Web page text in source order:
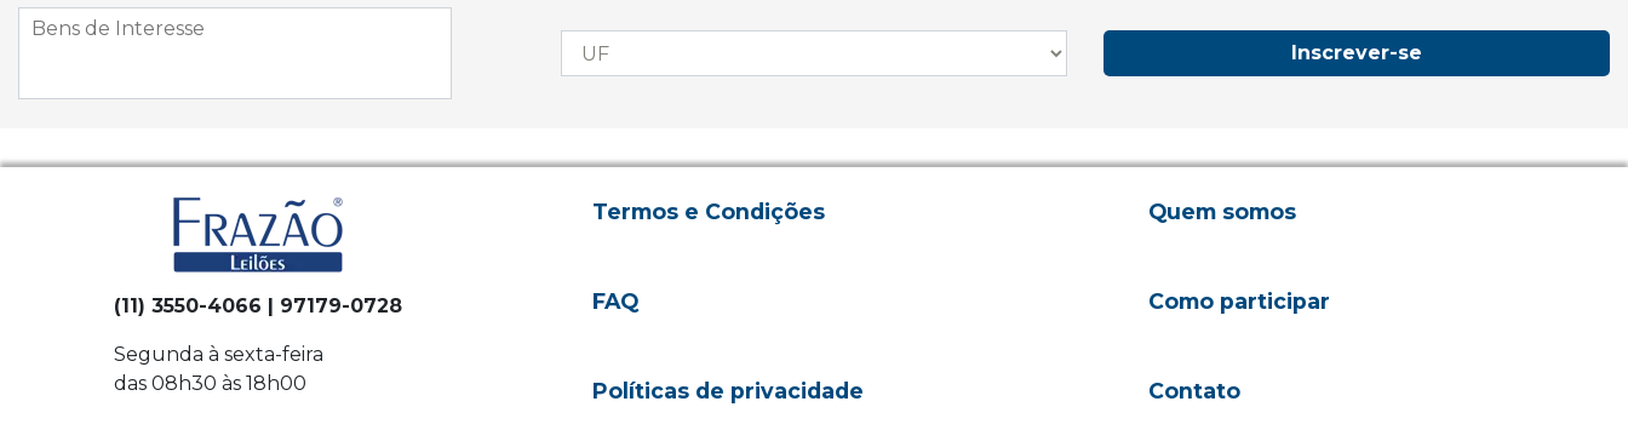
Inscrever-se
(11) 3550-4066 | 97179-0728
Segunda à sexta-feira
das 08h30 às 18h00
Termos e Condições
FAQ
Políticas de privacidade
Quem somos
Como participar
Contato